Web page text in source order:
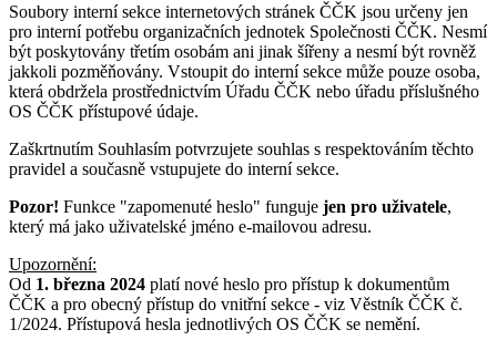
Soubory interní sekce internetových stránek ČČK jsou určeny jen
pro interní potřebu organizačních jednotek Společnosti ČČK. Nesmí
být poskytovány třetím osobám ani jinak šířeny a nesmí být rovněž
jakkoli pozměňovány. Vstoupit do interní sekce může pouze osoba,
která obdržela prostřednictvím Úřadu ČČK nebo úřadu příslušného
OS ČČK přístupové údaje.
Zaškrtnutím Souhlasím potvrzujete souhlas s respektováním těchto
pravidel a současně vstupujete do interní sekce.
Pozor! Funkce "zapomenuté heslo" funguje jen pro uživatele,
který má jako uživatelské jméno e-mailovou adresu.
Upozornění:
Od 1. března 2024 platí nové heslo pro přístup k dokumentům
ČČK a pro obecný přístup do vnitřní sekce - viz Věstník ČČK č.
1/2024. Přístupová hesla jednotlivých OS ČČK se nemění.